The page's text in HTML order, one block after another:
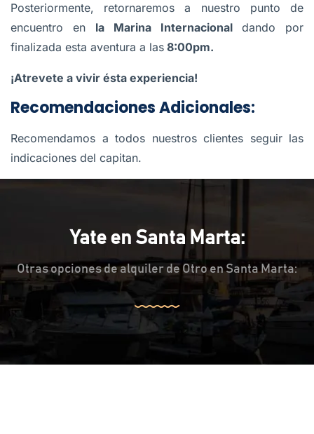
Posteriormente, retornaremos a nuestro punto de
encuentro en la Marina Internacional dando por
finalizada esta aventura a las 8:00pm.
¡Atrevete a vivir ésta experiencia!
Recomendaciones Adicionales:
Recomendamos a todos nuestros clientes seguir las
indicaciones del capitan.
Yate en Santa Marta:
Otras opciones de alquiler de Otro en Santa Marta: